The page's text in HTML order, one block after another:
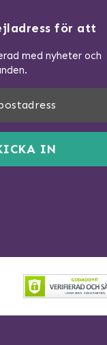
för att
med nyheter och
IN